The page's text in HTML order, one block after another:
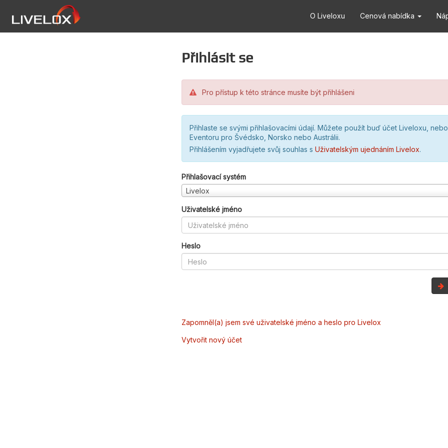
O Liveloxu Cenová nabídka
Přihlásit se
Pro přístup k této stránce musíte být přihlášeni
Přihlaste se svými přihlašovacími údají. Můžete použít buď účet Liveloxu,
Eventoru pro Švédsko, Norsko nebo Austrálii.
Přihlášením vyjadřujete svůj souhlas s Uživatelským ujednáním Livelox.
Přihlašovací systém
Livelox
Uživatelské jméno
Heslo
Zapomněl(a) jsem své uživatelské jméno a heslo pro Livelox
Vytvořit nový účet